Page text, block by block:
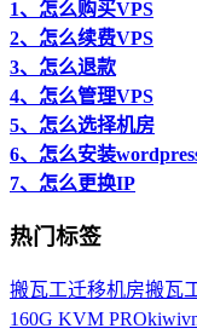
1、怎么购买VPS
2、怎么续费VPS
3、怎么退款
4、怎么管理VPS
5、怎么选择机房
6、怎么安装
7、怎么更换IP
热门标签
搬瓦工迁移机房搬瓦
160G KVM PRO